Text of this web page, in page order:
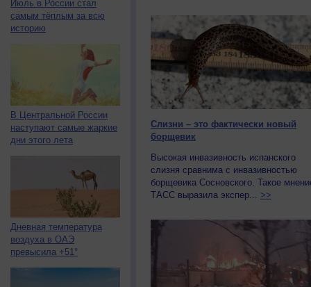
Июль в России стал
самым тёплым за всю
историю
В Центральной России
наступают самые жаркие
дни этого лета
Дневная температура
воздуха в ОАЭ
превысила +51°
Слизни – это фактически новый
борщевик
Высокая инвазивность испанского
слизня сравнима с инвазивностью
борщевика Сосновского. Такое
ТАСС выразила экспер... >>